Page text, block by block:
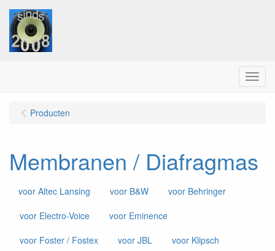
Menu
Producten
Membranen / Diafragmas
voor Altec Lansing voor B&W
voor Behringer
voor Electro-Voice
voor Eminence
voor Foster / Fostex
voor JBL
voor Klipsch